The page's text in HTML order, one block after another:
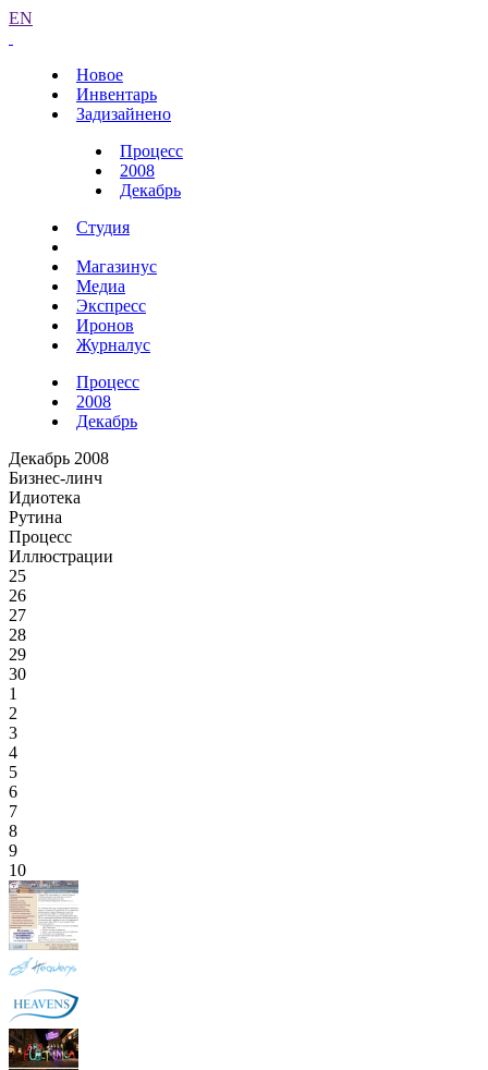
EN
Новое
Инвентарь
Задизайнено
Процесс
2008
Декабрь
Студия
Магазинус
Медиа
Экспресс
Иронов
Журналус
Процесс
2008
Декабрь
Декабрь 2008
Бизнес-линч
Идиотека
Рутина
Процесс
Иллюстрации
25
26
27
28
29
30
1
2
3
4
5
6
7
8
9
10